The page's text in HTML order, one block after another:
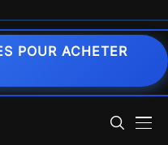
POUR ACHETER